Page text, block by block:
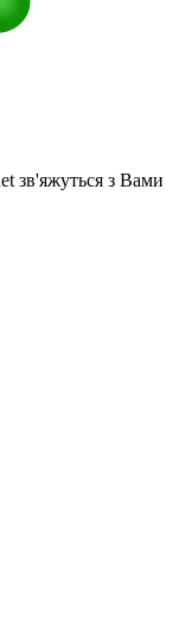
зв'яжуться з Вами